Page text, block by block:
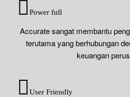
Power full
Accurate sangat membantu
terutama yang berhubungan
keuangan
User Friendly